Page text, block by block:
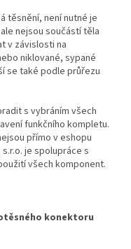
těsnění, není nutné je
nejsou součástí těla
v závislosti na
niklované, sypané
se také podle průřezu
s vybráním všech
funkčního kompletu.
přímo v eshopu
je spolupráce s
všech komponent.
konektoru